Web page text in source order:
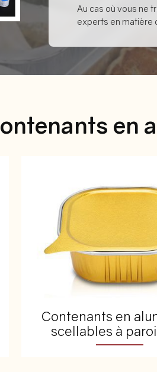
Au cas où vous ne
experts en matière
en
Contenants en
scellables à